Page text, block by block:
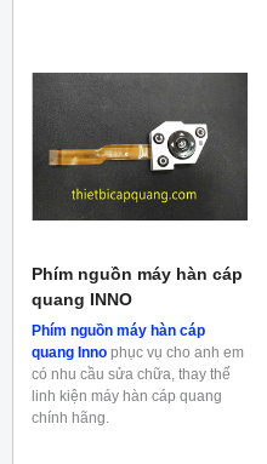
Phím nguồn máy hàn cáp
quang INNO
Phím nguồn máy hàn cáp
quang Inno phục vụ cho anh em
có nhu cầu sửa chữa, thay thế
linh kiện máy hàn cáp quang
chính hãng.